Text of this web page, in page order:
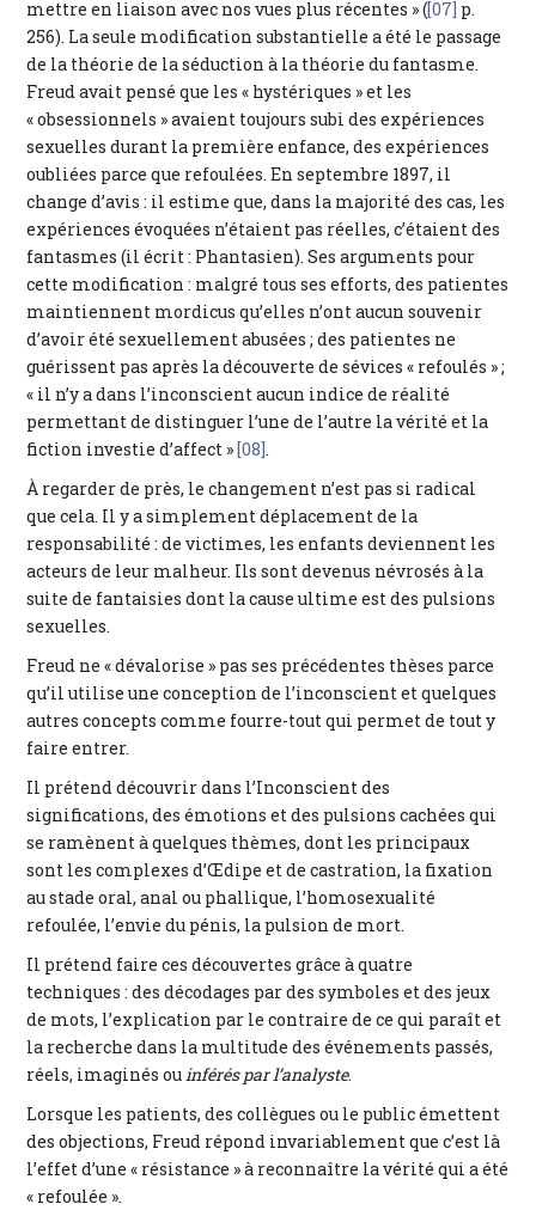
mettre en liaison avec nos vues plus récentes » ([07] p.
256). La seule modification substantielle a été le passage
de la théorie de la séduction à la théorie du fantasme.
Freud avait pensé que les « hystériques » et les
« obsessionnels » avaient toujours subi des expériences
sexuelles durant la première enfance, des expériences
oubliées parce que refoulées. En septembre 1897, il
change d’avis : il estime que, dans la majorité des cas, les
expériences évoquées n’étaient pas réelles, c’étaient des
fantasmes (il écrit : Phantasien). Ses arguments pour
cette modification : malgré tous ses efforts, des patientes
maintiennent mordicus qu’elles n’ont aucun souvenir
d’avoir été sexuellement abusées ; des patientes ne
guérissent pas après la découverte de sévices « refoulés » ;
« il n’y a dans l’inconscient aucun indice de réalité
permettant de distinguer l’une de l’autre la vérité et la
fiction investie d’affect »[08].
À regarder de près, le changement n’est pas si radical
que cela. Il y a simplement déplacement de la
responsabilité : de victimes, les enfants deviennent les
acteurs de leur malheur. Ils sont devenus névrosés à la
suite de fantaisies dont la cause ultime est des pulsions
sexuelles.
Freud ne « dévalorise » pas ses précédentes thèses parce
qu’il utilise une conception de l’inconscient et quelques
autres concepts comme fourre-tout qui permet de tout y
faire entrer.
Il prétend découvrir dans l’Inconscient des
significations, des émotions et des pulsions cachées qui
se ramènent à quelques thèmes, dont les principaux
sont les complexes d’Œdipe et de castration, la fixation
au stade oral, anal ou phallique, l’homosexualité
refoulée, l’envie du pénis, la pulsion de mort.
Il prétend faire ces découvertes grâce à quatre
techniques : des décodages par des symboles et des jeux
de mots, l’explication par le contraire de ce qui paraît et
la recherche dans la multitude des événements passés,
réels, imaginés ouinférés par l’analyste.
Lorsque les patients, des collègues ou le public émettent
des objections, Freud répond invariablement que c’est là
l’effet d’une « résistance » à reconnaître la vérité qui a été
« refoulée ».